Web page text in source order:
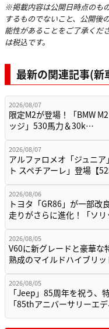
※掲載内容は公開日時点のも
するものでないこと、公開後
能性があることをご了承くだ
は税込です。
最新の関連記事(新
2026/08/07
限定M2が登場！「BMW
ッジ」530馬力＆30k…
2026/08/07
アルファロメオ「ジュニ
ト スペチアーレ」登場【
2026/08/06
トヨタ「GR86」が一部改
走りがさらに進化！「ソ
2026/08/05
V60に新グレードと豪華な
熟成のマイルドハイブリ
2026/08/05
「Jeep」85周年を祝う、
「85thアニバーサリーエ